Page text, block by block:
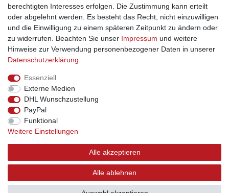
Impressum Daten­schutz­erklärung AGB
Barrierefreiheitserklärung
Vertrag widerrufen
INFORMATIONEN
Über uns
Versand
Links
berechtigten Interesses erfolgen. Die Zustimmung kann erteilt
oder abgelehnt werden. Es besteht das Recht, nicht einzuwilligen
und die Einwilligung zu einem späteren Zeitpunkt zu ändern oder
zu widerrufen. Beachten Sie unser Impressum und weitere
Hinweise zur Verwendung personenbezogener Daten in unserer
Daten­schutz­erklärung
Essenziell
Externe Medien
DHL Wunschzustellung
PayPal
Funktional
Weitere Einstellungen
Alle akzeptieren
Alle ablehnen